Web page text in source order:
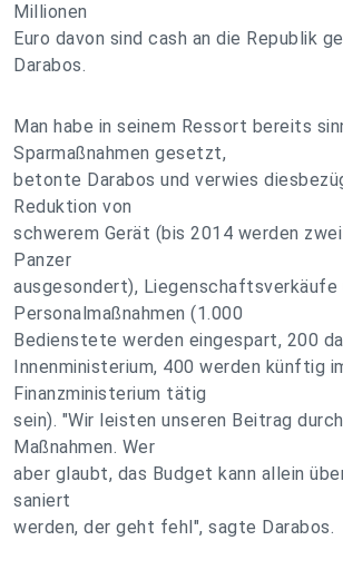
Millionen
Euro davon sind cash an die Republik
Darabos.
Man habe in seinem Ressort bereits
Sparmaßnahmen gesetzt,
betonte Darabos und verwies
Reduktion von
schwerem Gerät (bis 2014 werden
Panzer
ausgesondert), Liegenschaftsverkäufe
Personalmaßnahmen (1.000
Bedienstete werden eingespart, 200
Innenministerium, 400 werden künftig
Finanzministerium tätig
sein). "Wir leisten unseren Beitrag
Maßnahmen. Wer
aber glaubt, das Budget kann allein
saniert
werden, der geht fehl", sagte Darabos.